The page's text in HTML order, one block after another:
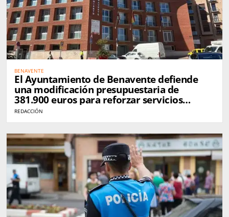
BENAVENTE
El Ayuntamiento de Benavente defiende
una modificación presupuestaria de
381.900 euros para reforzar servicios
municipales
REDACCIÓN